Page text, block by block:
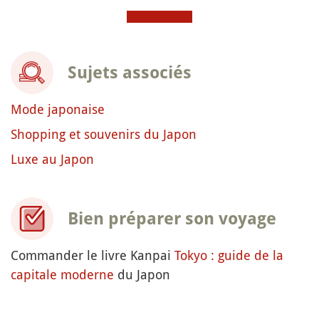
Sujets associés
Mode japonaise
Shopping et souvenirs du Japon
Luxe au Japon
Bien préparer son voyage
Commander le livre Kanpai Tokyo : guide de la
capitale moderne du Japon